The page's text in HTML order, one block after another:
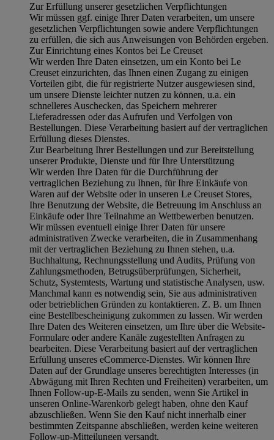
Zur Erfüllung unserer gesetzlichen Verpflichtungen
Wir müssen ggf. einige Ihrer Daten verarbeiten, um unsere
gesetzlichen Verpflichtungen sowie andere Verpflichtungen
zu erfüllen, die sich aus Anweisungen von Behörden ergeben.
Zur Einrichtung eines Kontos bei Le Creuset
Wir werden Ihre Daten einsetzen, um ein Konto bei Le
Creuset einzurichten, das Ihnen einen Zugang zu einigen
Vorteilen gibt, die für registrierte Nutzer ausgewiesen sind,
um unsere Dienste leichter nutzen zu können, u.a. ein
schnelleres Auschecken, das Speichern mehrerer
Lieferadressen oder das Aufrufen und Verfolgen von
Bestellungen. Diese Verarbeitung basiert auf der vertraglichen
Erfüllung dieses Dienstes.
Zur Bearbeitung Ihrer Bestellungen und zur Bereitstellung
unserer Produkte, Dienste und für Ihre Unterstützung
Wir werden Ihre Daten für die Durchführung der
vertraglichen Beziehung zu Ihnen, für Ihre Einkäufe von
Waren auf der Website oder in unseren Le Creuset Stores,
Ihre Benutzung der Website, die Betreuung im Anschluss an
Einkäufe oder Ihre Teilnahme an Wettbewerben benutzen.
Wir müssen eventuell einige Ihrer Daten für unsere
administrativen Zwecke verarbeiten, die in Zusammenhang
mit der vertraglichen Beziehung zu Ihnen stehen, u.a.
Buchhaltung, Rechnungsstellung und Audits, Prüfung von
Zahlungsmethoden, Betrugsüberprüfungen, Sicherheit,
Schutz, Systemtests, Wartung und statistische Analysen, usw.
Manchmal kann es notwendig sein, Sie aus administrativen
oder betrieblichen Gründen zu kontaktieren. Z. B. um Ihnen
eine Bestellbescheinigung zukommen zu lassen. Wir werden
Ihre Daten des Weiteren einsetzen, um Ihre über die Website-
Formulare oder andere Kanäle zugestellten Anfragen zu
bearbeiten. Diese Verarbeitung basiert auf der vertraglichen
Erfüllung unseres eCommerce-Dienstes. Wir können Ihre
Daten auf der Grundlage unseres berechtigten Interesses (in
Abwägung mit Ihren Rechten und Freiheiten) verarbeiten, um
Ihnen Follow-up-E-Mails zu senden, wenn Sie Artikel in
unseren Online-Warenkorb gelegt haben, ohne den Kauf
abzuschließen. Wenn Sie den Kauf nicht innerhalb einer
bestimmten Zeitspanne abschließen, werden keine weiteren
Follow-up-Mitteilungen versandt.